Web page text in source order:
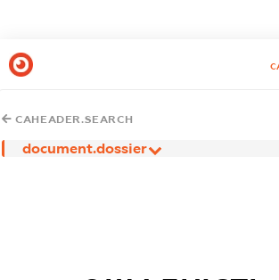
CAHEADER.SEARCH
document.dossier